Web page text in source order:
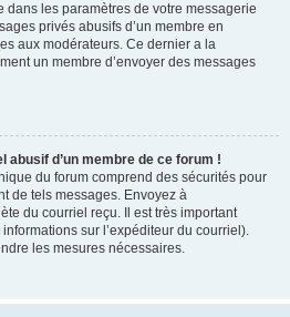
dans les paramètres de votre messagerie
privés abusifs d’un membre en
aux modérateurs. Ce dernier a la
un membre d’envoyer des messages
abusif d’un membre de ce forum !
du forum comprend des sécurités pour
de tels messages. Envoyez à
du courriel reçu. Il est très important
sur l’expéditeur du courriel).
les mesures nécessaires.